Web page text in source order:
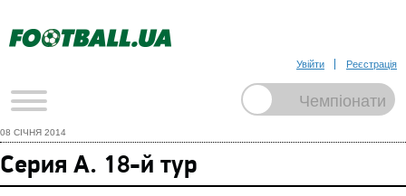
Увійти Реєстрація
08 СІЧНЯ 2014
Серия А. 18-й тур